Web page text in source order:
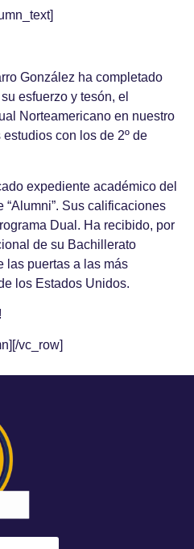
González ha completado
esfuerzo y tesón, el
Norteamericano en nuestro
con los de 2º de
expediente académico del
“Alumni”. Sus calificaciones
Dual. Ha recibido, por
de su Bachillerato
las puertas a las más
los Estados Unidos.
vc_row]